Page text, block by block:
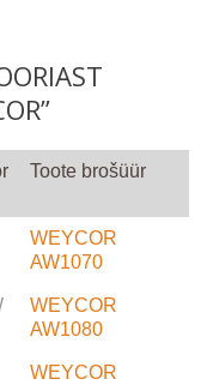
Toote brošüür
WEYCOR
AW1070
WEYCOR
AW1080
WEYCOR